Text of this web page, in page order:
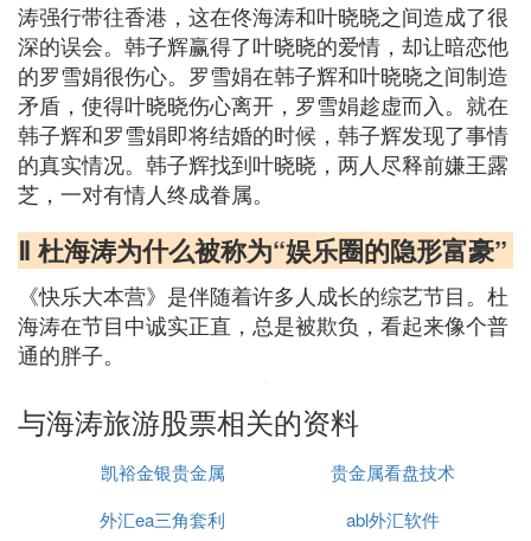
涛强行带往香港，这在佟海涛和叶晓晓之间造成了很
深的误会。韩子辉赢得了叶晓晓的爱情，却让暗恋他
的罗雪娟很伤心。罗雪娟在韩子辉和叶晓晓之间制造
矛盾，使得叶晓晓伤心离开，罗雪娟趁虚而入。就在
韩子辉和罗雪娟即将结婚的时候，韩子辉发现了事情
的真实情况。韩子辉找到叶晓晓，两人尽释前嫌王露
芝，一对有情人终成眷属。
Ⅱ 杜海涛为什么被称为“娱乐圈的隐形富豪”
《快乐大本营》是伴随着许多人成长的综艺节目。杜
海涛在节目中诚实正直，总是被欺负，看起来像个普
通的胖子。
与海涛旅游股票相关的资料
凯裕金银贵金属
贵金属看盘技术
外汇ea三角套利
abl外汇软件